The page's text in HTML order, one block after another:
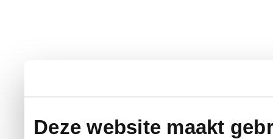
Deze website maakt